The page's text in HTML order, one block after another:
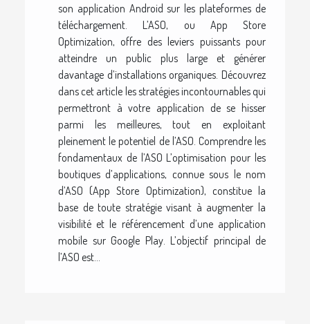
son application Android sur les plateformes de
téléchargement. L’ASO, ou App Store
Optimization, offre des leviers puissants pour
atteindre un public plus large et générer
davantage d’installations organiques. Découvrez
dans cet article les stratégies incontournables qui
permettront à votre application de se hisser
parmi les meilleures, tout en exploitant
pleinement le potentiel de l’ASO. Comprendre les
fondamentaux de l’ASO L’optimisation pour les
boutiques d’applications, connue sous le nom
d’ASO (App Store Optimization), constitue la
base de toute stratégie visant à augmenter la
visibilité et le référencement d’une application
mobile sur Google Play. L’objectif principal de
l’ASO est...